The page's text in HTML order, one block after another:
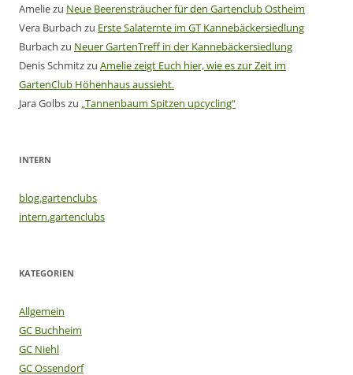
Ameliezu Neue Beerensträucher für den Gartenclub Ostheim
Vera Burbach zu Erste Salaternte im GT Kannebäckersiedlung
Burbach zu Neuer GartenTreff in der Kannebäckersiedlung
Denis Schmitzzu Amelie zeigt Euch hier, wie es zur Zeit im
GartenClub Höhenhaus aussieht.
Jara Golbszu „Tannenbaum Spitzen upcycling“
INTERN
blog.gartenclubs
intern.gartenclubs
KATEGORIEN
Allgemein
GC Buchheim
GC Niehl
GC Ossendorf